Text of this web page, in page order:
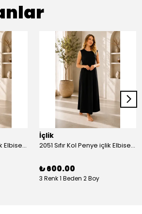
2051 Sıfır Kol Penye içlik Elbise - Ekru
İçlik
2051 Sıfır Kol Penye içlik Elbise - Siyah
₺ 600.00
3 Renk 1 Beden 2 Boy